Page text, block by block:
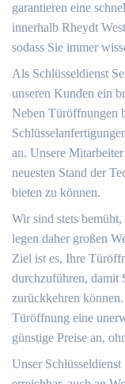
garantieren eine
innerhalb Rheydt
sodass Sie immer
Als Schlüsseldienst
unseren Kunden ein
Neben Türöffnungen
an. Unsere
neuesten Stand der
bieten zu können.
Wir sind stets
legen daher großen
Ziel ist es, Ihre
durchzuführen, damit
zurückkehren
Türöffnung eine
günstige Preise an,
Unser